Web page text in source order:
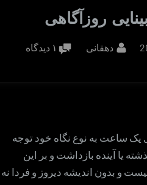
روزآگاهی
By
دهقانی ۱ دیدگاه
یک ساعت به نوع نگاه خود توجه
یا آینده بازداشت و بر این
و بدون اندیشه دیروز و فردا نه